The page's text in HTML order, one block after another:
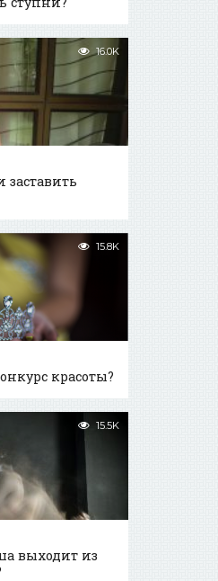
16.0K
заставить
15.8K
красоты?
15.5K
выходит из